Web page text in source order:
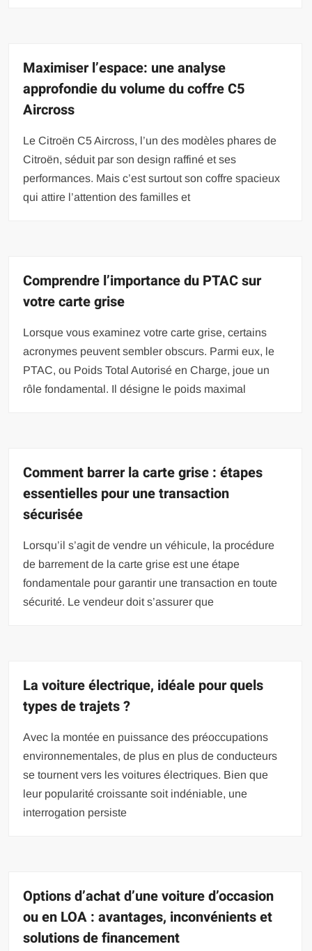
Maximiser l’espace: une analyse
approfondie du volume du coffre C5
Aircross
Le Citroën C5 Aircross, l’un des modèles phares de
Citroën, séduit par son design raffiné et ses
performances. Mais c’est surtout son coffre spacieux
qui attire l’attention des familles et
Comprendre l’importance du PTAC sur
votre carte grise
Lorsque vous examinez votre carte grise, certains
acronymes peuvent sembler obscurs. Parmi eux, le
PTAC, ou Poids Total Autorisé en Charge, joue un
rôle fondamental. Il désigne le poids maximal
Comment barrer la carte grise : étapes
essentielles pour une transaction
sécurisée
Lorsqu’il s’agit de vendre un véhicule, la procédure
de barrement de la carte grise est une étape
fondamentale pour garantir une transaction en toute
sécurité. Le vendeur doit s’assurer que
La voiture électrique, idéale pour quels
types de trajets ?
Avec la montée en puissance des préoccupations
environnementales, de plus en plus de conducteurs
se tournent vers les voitures électriques. Bien que
leur popularité croissante soit indéniable, une
interrogation persiste
Options d’achat d’une voiture d’occasion
ou en LOA : avantages, inconvénients et
solutions de financement